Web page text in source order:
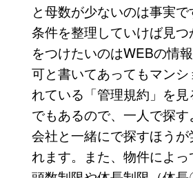
と母数が少ないのは事実で
条件を整理していけば見
をつけたいのはWEBの情
可と書いてあってもマンシ
れている「管理規約」を
でもあるので、一人で探
会社と一緒にで探すほうが
れます。また、物件によ